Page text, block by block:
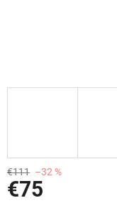
€111 –32 %
€75